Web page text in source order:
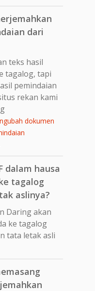
dari
teks hasil
tagalog, tapi
pemindaian
rekan kami
dokumen
dalam hausa
tagalog
aslinya?
Daring akan
ke tagalog
tata letak asli